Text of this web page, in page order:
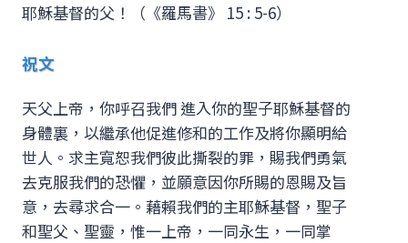
耶穌基督的父！（《羅馬書》 15 : 5-6）
祝文
天父上帝，你呼召我們 進入你的聖子耶穌基督的
身體裏，以繼承他促進修和的工作及將你顯明給
世人。求主寬恕我們彼此撕裂的罪，賜我們勇氣
去克服我們的恐懼，並願意因你所賜的恩賜及旨
意，去尋求合一。藉賴我們的主耶穌基督，聖子
和聖父、聖靈，惟一上帝，一同永生，一同掌